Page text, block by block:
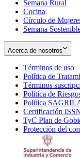
Semana Rural
Cocina
Círculo de
Semana
Acerca de nosotros
Términos de uso
in
Política de
Términos
Política de
Política
Certificación
TyC Plan de
Protección del